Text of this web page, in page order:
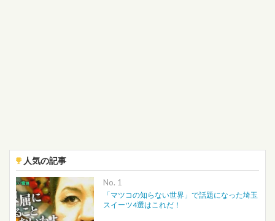
人気の記事
No.
「マツコの知らない世界」で話題になった埼玉
スイーツ4選はこれだ！